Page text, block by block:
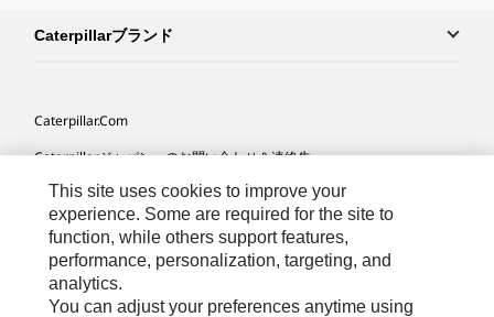
Caterpillarブランド
Caterpillar.com
Caterpillarジャパンへのお問い合わせ＆連絡先
マイマーケティング情報配信設定
サイト･マップ
Cookie Settings
法的事項
This site uses cookies to improve your
experience. Some are required for the site to
function, while others support features,
performance, personalization, targeting, and
analytics.
You can adjust your preferences anytime using